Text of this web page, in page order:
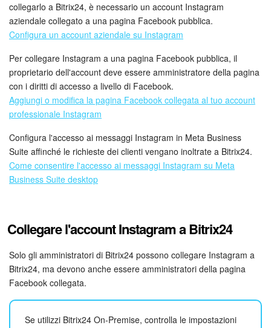
CRM
Contact Center
Sales Center
Analisi CRM
Generatore BI
Siti e store
Online store
Dipendenti
Knowledge base
collegarlo a Bitrix24, è necessario un account Instagram
aziendale collegato a una pagina Facebook pubblica.
Configura un account aziendale su Instagram
Per collegare Instagram a una pagina Facebook pubblica, il
proprietario dell'account deve essere amministratore della pagina
con i diritti di accesso a livello di Facebook.
Aggiungi o modifica la pagina Facebook collegata al tuo account
professionale Instagram
Configura l'accesso ai messaggi Instagram in Meta Business
Suite affinché le richieste dei clienti vengano inoltrate a Bitrix24.
Come consentire l'accesso ai messaggi Instagram su Meta
Business Suite desktop
Collegare l'account Instagram a Bitrix24
Solo gli amministratori di Bitrix24 possono collegare Instagram a
Bitrix24, ma devono anche essere amministratori della pagina
Facebook collegata.
Se utilizzi Bitrix24 On-Premise, controlla le impostazioni